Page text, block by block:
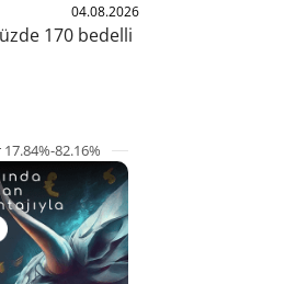
04.08.2026
170 bedelli
82.16%